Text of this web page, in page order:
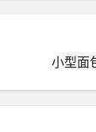
小型面